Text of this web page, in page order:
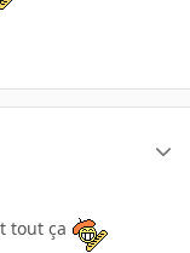
tout ça